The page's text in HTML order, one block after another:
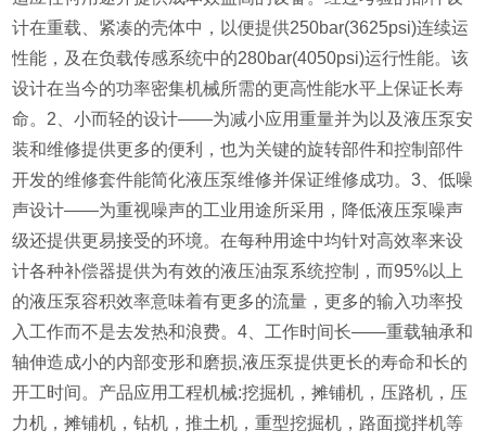
计在重载、紧凑的壳体中，以便提供250bar(3625psi)连续运
性能，及在负载传感系统中的280bar(4050psi)运行性能。该
设计在当今的功率密集机械所需的更高性能水平上保证长寿
命。2、小而轻的设计——为减小应用重量并为以及液压泵安
装和维修提供更多的便利，也为关键的旋转部件和控制部件
开发的维修套件能简化液压泵维修并保证维修成功。3、低噪
声设计——为重视噪声的工业用途所采用，降低液压泵噪声
级还提供更易接受的环境。在每种用途中均针对高效率来设
计各种补偿器提供为有效的液压油泵系统控制，而95%以上
的液压泵容积效率意味着有更多的流量，更多的输入功率投
入工作而不是去发热和浪费。4、工作时间长——重载轴承和
轴伸造成小的内部变形和磨损,液压泵提供更长的寿命和长的
开工时间。产品应用工程机械:挖掘机，摊铺机，压路机，压
力机，摊铺机，钻机，推土机，重型挖掘机，路面搅拌机等